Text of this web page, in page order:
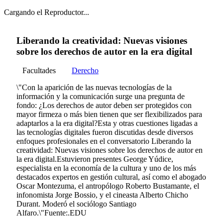
Cargando el Reproductor...
Liberando la creatividad: Nuevas visiones
sobre los derechos de autor en la era digital
Facultades
Derecho
\"Con la aparición de las nuevas tecnologías de la
información y la comunicación surge una pregunta de
fondo: ¿Los derechos de autor deben ser protegidos con
mayor firmeza o más bien tienen que ser flexibilizados para
adaptarlos a la era digital?Esta y otras cuestiones ligadas a
las tecnologías digitales fueron discutidas desde diversos
enfoques profesionales en el conversatorio Liberando la
creatividad: Nuevas visiones sobre los derechos de autor en
la era digital.Estuvieron presentes George Yúdice,
especialista en la economía de la cultura y uno de los más
destacados expertos en gestión cultural, así como el abogado
Oscar Montezuma, el antropólogo Roberto Bustamante, el
infonomista Jorge Bossio, y el cineasta Alberto Chicho
Durant. Moderó el sociólogo Santiago
Alfaro.\"Fuente:.EDU